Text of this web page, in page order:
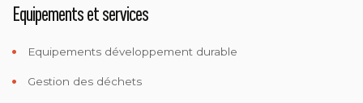
Equipements et services
Equipements développement durable
Gestion des déchets